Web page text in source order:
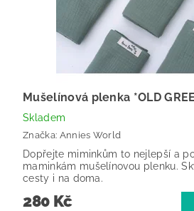
Mušelínová plenka *OLD
Skladem
Značka: Annies World
Dopřejte miminkům to nejlepší a
maminkám mušelínovou plenku.
cesty i na doma.
280 Kč